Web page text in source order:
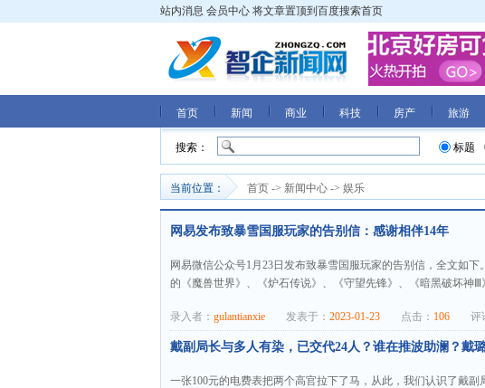
站内消息 会员中心 将文章置顶到百度搜索首页
首页 新闻 商业 科技 房产 旅游
搜索： 标题
当前位置： 首页 -> 新闻中心 -> 娱乐
网易发布致暴雪国服玩家的告别信：感谢相伴14年
网易微信公众号1月23日发布致暴雪国服玩家的告别信，全文如
的《魔兽世界》、《炉石传说》、《守望先锋》、《暗黑破坏神Ⅲ
录入者： gulantianxie 发表于： 2023-01-23 点击： 106 评
戴副局长与多人有染，已交代24人？谁在推波助澜？戴
一张100元的电费表把两个高官拉下了马，从此，我们认识了戴